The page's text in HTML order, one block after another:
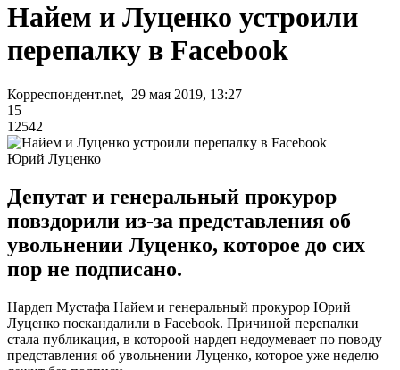
Найем и Луценко устроили
перепалку в Facebook
Корреспондент.net, 29 мая 2019, 13:27
15
12542
Юрий Луценко
Депутат и генеральный прокурор
повздорили из-за представления об
увольнении Луценко, которое до сих
пор не подписано.
Нардеп Мустафа Найем и генеральный прокурор Юрий
Луценко поскандалили в Facebook. Причиной перепалки
стала публикация, в котороой нардеп недоумевает по поводу
представления об увольнении Луценко, которое уже неделю